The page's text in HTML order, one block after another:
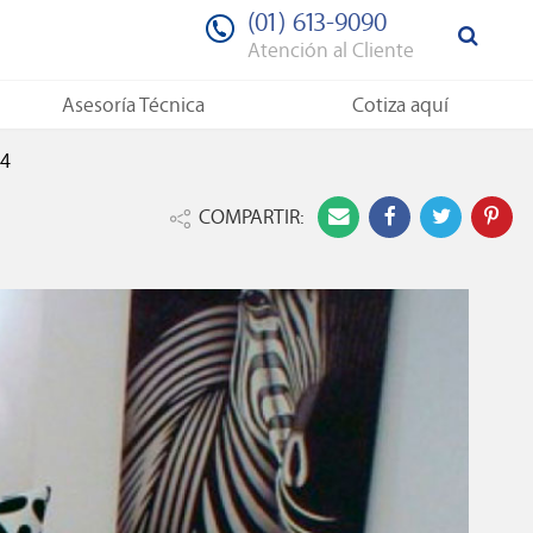
Asesoría Técnica Cotiza aquí
(01) 613-9090
Atención al Cliente
COMPARTIR: